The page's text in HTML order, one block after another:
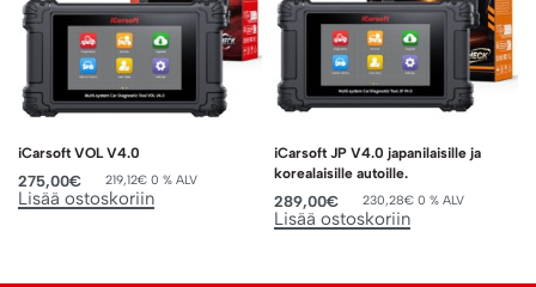
iCarsoft VOL V4.0
275,00€ 219,12€ 0 % ALV
Lisää ostoskoriin
iCarsoft JP V4.0 japanilaisille ja
korealaisille autoille.
289,00€ 230,28€ 0 % ALV
Lisää ostoskoriin